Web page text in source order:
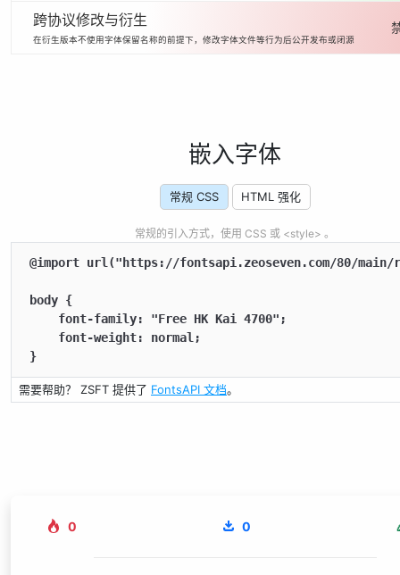
跨协议修改与衍生
在衍生版本不使用字体保留名称的前提下，修改字体文件等行为后公开发布或闭源
嵌入字体
常规 CSS HTML 强化
常规的引入方式，使用 CSS 或 <style> 。
@import url("https://fontsapi.zeoseven.com/80/
body {
    font-family: "Free HK Kai 4700";
    font-weight: normal;
}
需要帮助？ ZSFT 提供了 FontsAPI 文档。
0 0